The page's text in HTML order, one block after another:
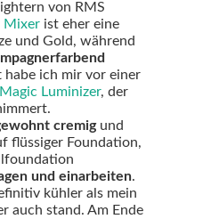
von RMS
Mixer ist eher eine
und Gold, während
habe ich mir vor einer
Magic Luminizer, der
cremigund
flüssiger Foundation,
und einarbeiten.
kühler als mein
auch stand. Am Ende